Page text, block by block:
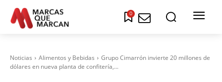
0
Noticias Alimentos y Bebidas
Grupo Cimarrón invierte 20 millones de
dólares en nueva planta de confitería,...